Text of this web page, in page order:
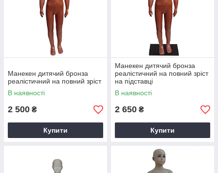
Манекен дитячий бронза
реалістичний на повний зріст
В наявності
2 500 ₴
Купити
Манекен дитячий бронза
реалістичний на повний зріст
на підставці
В наявності
2 650 ₴
Купити